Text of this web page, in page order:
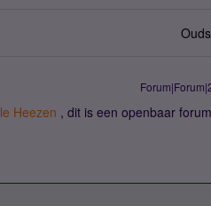
Heezen , dit is een openbaar forum